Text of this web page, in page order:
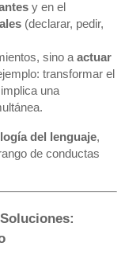
y en el
(declarar, pedir,
sino aactuar
transformar el
implica una
del lenguaje,
de conductas